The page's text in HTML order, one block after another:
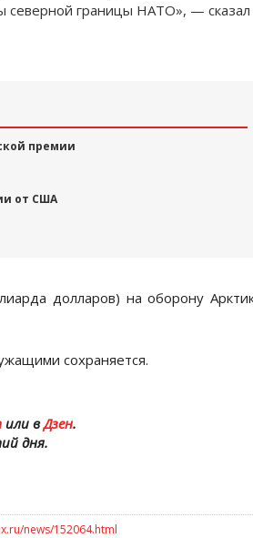
северной границы НАТО», — сказал
премии
от США
долларов) на оборону
сохраняется.
или вДзен.
дня.
news/152064.html